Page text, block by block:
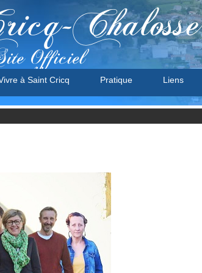
Chalosse
Officiel
à Saint Cricq Pratique Liens